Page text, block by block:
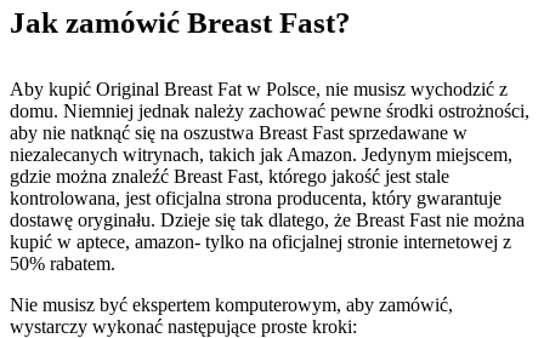
Jak zamówić Breast Fast?
Aby kupić Original Breast Fat w Polsce, nie musisz wychodzić z
domu. Niemniej jednak należy zachować pewne środki ostrożności,
aby nie natknąć się na oszustwa Breast Fast sprzedawane w
niezalecanych witrynach, takich jak Amazon. Jedynym miejscem,
gdzie można znaleźć Breast Fast, którego jakość jest stale
kontrolowana, jest oficjalna strona producenta, który gwarantuje
dostawę oryginału. Dzieje się tak dlatego, że Breast Fast nie można
kupić w aptece, amazon- tylko na oficjalnej stronie internetowej z
50% rabatem.
Nie musisz być ekspertem komputerowym, aby zamówić,
wystarczy wykonać następujące proste kroki: